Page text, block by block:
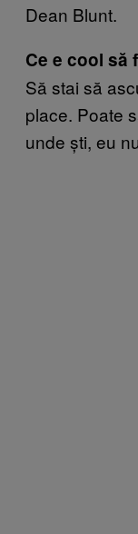
Dean Blunt.
Ce e cool să
Să stai să
place. Poate
unde ști, eu